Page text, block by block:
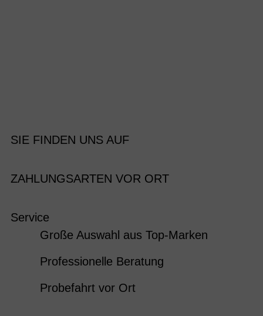
SIE FINDEN UNS AUF
ZAHLUNGSARTEN VOR ORT
Service
Große Auswahl aus Top-Marken
Professionelle Beratung
Probefahrt vor Ort